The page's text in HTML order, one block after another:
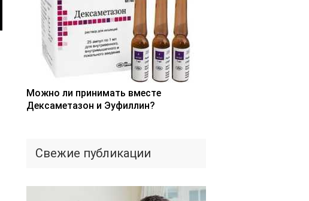
Можно ли принимать вместе
Дексаметазон и Эуфиллин?
Свежие публикации